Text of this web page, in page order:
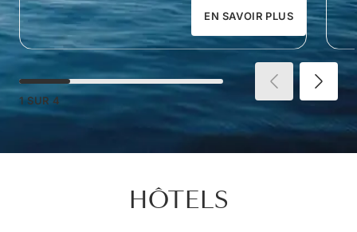
EN SAVOIR PLUS
1 SUR 4
HÔTELS